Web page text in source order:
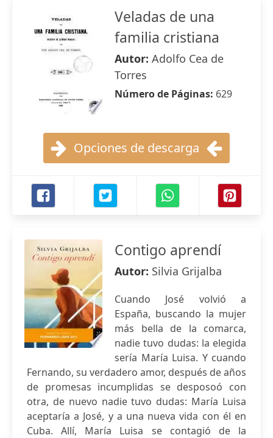
Veladas de una
familia cristiana
Autor: Adolfo Cea de
Torres
Número de Páginas: 629
Opciones de descarga
Contigo aprendí
Autor: Silvia Grijalba
Cuando José volvió a
España, buscando la mujer
más bella de la comarca,
nadie tuvo dudas: la elegida
sería María Luisa. Y cuando
Fernando, su verdadero amor, después de años
de promesas incumplidas se desposoó con
otra, de nuevo nadie tuvo dudas: María Luisa
aceptaría a José, y a una nueva vida con él en
Cuba. Allí, María Luisa se contagió de la